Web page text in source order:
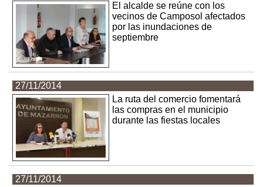
El alcalde se reúne con los
vecinos de Camposol afectados
por las inundaciones de
septiembre
27/11/2014
La ruta del comercio fomentará
las compras en el municipio
durante las fiestas locales
27/11/2014